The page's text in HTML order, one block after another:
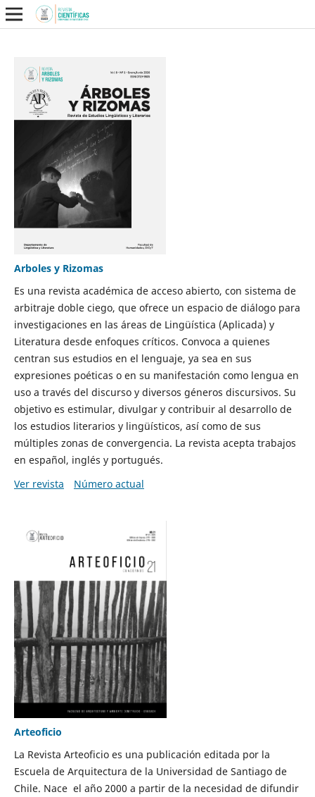
Arboles y Rizomas
Es una revista académica de acceso abierto, con sistema de
arbitraje doble ciego, que ofrece un espacio de diálogo para
investigaciones en las áreas de Lingüística (Aplicada) y
Literatura desde enfoques críticos. Convoca a quienes
centran sus estudios en el lenguaje, ya sea en sus
expresiones poéticas o en su manifestación como lengua en
uso a través del discurso y diversos géneros discursivos. Su
objetivo es estimular, divulgar y contribuir al desarrollo de
los estudios literarios y lingüísticos, así como de sus
múltiples zonas de convergencia. La revista acepta trabajos
en español, inglés y portugués.
Ver revista
Número actual
Arteoficio
La Revista Arteoficio es una publicación editada por la
Escuela de Arquitectura de la Universidad de Santiago de
Chile. Nace el año 2000 a partir de la necesidad de difundir